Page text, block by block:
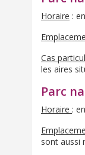
Horaire :
Cas
les aires
Parc
Horaire :
sont aussi